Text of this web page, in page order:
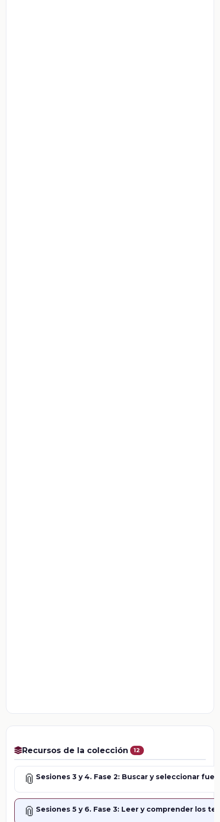
Recursos de la colección 12
📎 Sesiones 3 y 4. Fase 2: Buscar y seleccionar
📎 Sesiones 5 y 6. Fase 3: Leer y comprender los